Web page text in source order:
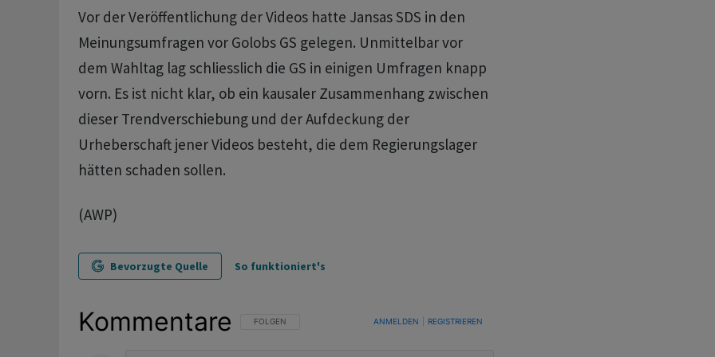
Vor der Veröffentlichung der Videos hatte Jansas SDS in den
Meinungsumfragen vor Golobs GS gelegen. Unmittelbar vor
dem Wahltag lag schliesslich die GS in einigen Umfragen knapp
vorn. Es ist nicht klar, ob ein kausaler Zusammenhang zwischen
dieser Trendverschiebung und der Aufdeckung der
Urheberschaft jener Videos besteht, die dem Regierungslager
hätten schaden sollen.
(AWP)
Bevorzugte Quelle So funktioniert's
Kommentare FOLGE DIESER UNTERHALTUNG, UM BENACHRICHTIGT ZU WERDEN, WENN NEUE KOMMENTARE VERÖFFENTLICHT
FOLGEN ANMELDEN REGISTRIEREN